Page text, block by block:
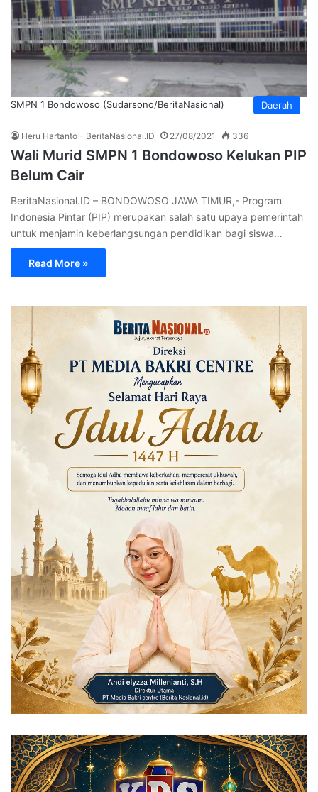
Daerah
SMPN 1 Bondowoso (Sudarsono/BeritaNasional)
Heru Hartanto - BeritaNasional.ID 27/08/2021 336
Wali Murid SMPN 1 Bondowoso Kelukan PIP
Belum Cair
BeritaNasional.ID – BONDOWOSO JAWA TIMUR,- Program
Indonesia Pintar (PIP) merupakan salah satu upaya pemerintah
untuk menjamin keberlangsungan pendidikan bagi siswa…
Read More »